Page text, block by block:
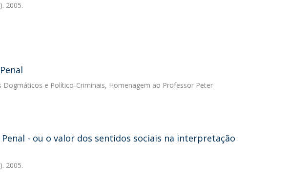
2005.
Dogmáticos e Político-Criminais, Homenagem ao Professor Peter
- ou o valor dos sentidos sociais na interpretação
2005.